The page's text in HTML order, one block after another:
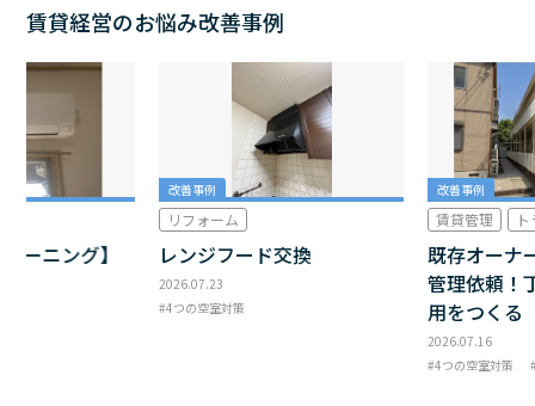
賃貸経営のお悩み改善事例
ーニング】
改善事例
リフォーム
レンジフード交換
2026.07.23
4つの空室対策
改善事例
賃貸管理
既存オーナ
管理依頼！
用をつくる
2026.07.16
4つの空室対策